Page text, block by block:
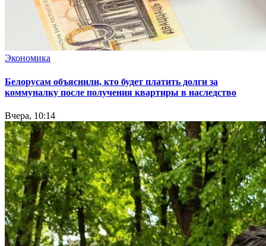
Экономика
Белорусам объяснили, кто будет платить долги за
коммуналку после получения квартиры в наследство
Вчера, 10:14